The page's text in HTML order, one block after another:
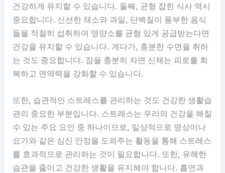
건강하게 유지할 수 있습니다. 둘째, 균형 잡힌 식사 역시
중요합니다. 신선한 채소와 과일, 단백질이 풍부한 음식
들을 적절히 섭취하여 영양소를 균형 있게 공급받는다면
건강을 유지할 수 있습니다. 게다가, 충분한 수면을 취하
는 것도 중요합니다. 잠을 충분히 자면 신체는 피로를 회
복하고 면역력을 강화할 수 있습니다.
또한, 습관적인 스트레스를 관리하는 것도 건강한 생활습
관의 중요한 부분입니다. 스트레스는 우리의 건강을 해칠
수 있는 주요 요인 중 하나이므로, 일상적으로 명상이나
요가와 같은 심신 안정을 도와주는 활동을 통해 스트레스
를 효과적으로 관리하는 것이 필요합니다. 또한, 유해한
습관을 줄이고 건강한 생활을 유지해야 합니다. 흡연과